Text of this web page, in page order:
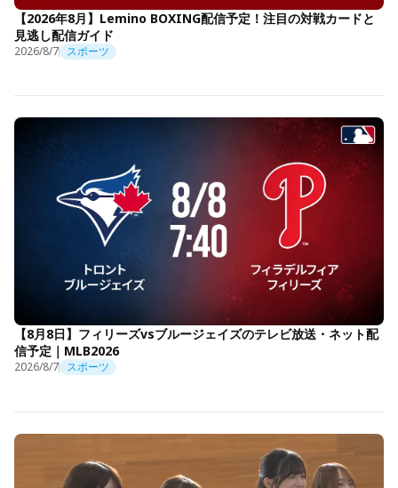
【2026年8月】Lemino BOXING配信予定！注目の対戦カードと
見逃し配信ガイド
2026/8/7 スポーツ
【8月8日】フィリーズvsブルージェイズのテレビ放送・ネット配
信予定｜MLB2026
2026/8/7 スポーツ